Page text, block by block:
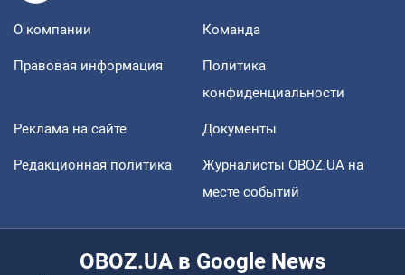
О компании Команда
Правовая информация
Политика
конфиденциальности
Реклама на сайте Документы
Редакционная политика
Журналисты OBOZ.UA на
месте событий
OBOZ.UA в Google News